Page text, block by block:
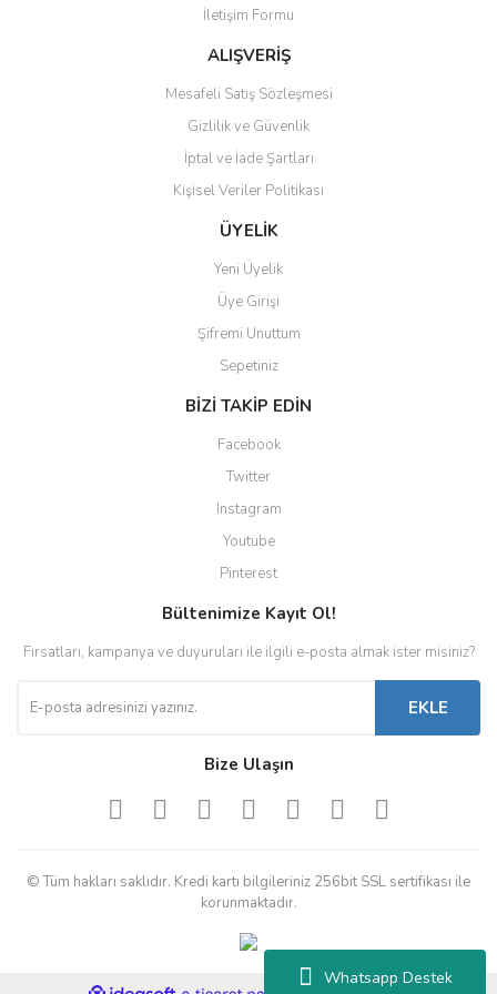
Whatsapp Destek
Ürün fiyatı diğer sitelerden daha pahalı.
Bu ürüne benzer farklı alternatifler olmalı.
Gönder
İletişim Formu
ALIŞVERİŞ
Mesafeli Satış Sözleşmesi
Gizlilik ve Güvenlik
İptal ve İade Şartları
Kişisel Veriler Politikası
ÜYELİK
Yeni Üyelik
Üye Girişi
Şifremi Unuttum
Sepetiniz
BİZİ TAKİP EDİN
Facebook
Twitter
Instagram
Youtube
Pinterest
Bültenimize Kayıt Ol!
Fırsatları, kampanya ve duyuruları ile ilgili e-posta almak ister misiniz?
EKLE
Bize Ulaşın
© Tüm hakları saklıdır. Kredi kartı bilgileriniz 256bit SSL sertifikası ile
korunmaktadır.